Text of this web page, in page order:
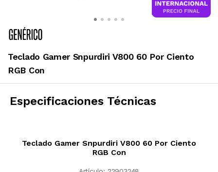
Teclado Gamer Snpurdiri V800 60 Por Ciento
RGB Con
Especificaciones Técnicas
Teclado Gamer Snpurdiri V800 60 Por Ciento
RGB Con